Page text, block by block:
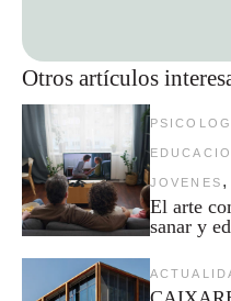
Otros artículos
JOVENES ,
El arte
sanar y